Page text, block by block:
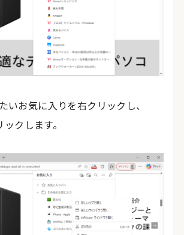
いお気に入りを右クリックし、
クします。